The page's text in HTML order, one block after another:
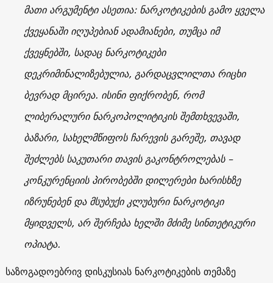
მათი არგუმენტი ასეთია: ნარკოტიკების გამო ყველა
ქვეყანაში იღუპებიან ადამიანები, თუმცა იმ
ქვეყნებში, სადაც ნარკოტიკები
დეკრიმინალიზებულია, გარდაცვლილთა რიცხი
ბევრად მცირეა. ისინი ფიქრობენ, რომ
ლიბერალური ნარკოპოლიტიკის შემთხვევაში,
ბაზარი, სახელმწიფოს ჩარევის გარეშე, თავად
შეძლებს საკუთარი თავის გაკონტროლებას –
კონკურენციის პირობებში დილერები ხარისხზე
იზრუნებენ და მსუბუქი კლუბური ნარკოტიკი
მყიდველს, არ შერჩება ხელში მძიმე სინთეტიკური
ოპიატა.
საზოგადოებრივ დისკუსიას ნარკოტიკების თემაზე